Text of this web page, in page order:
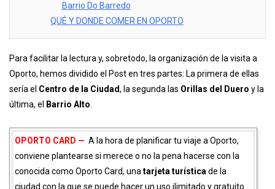
Barrio Do Barredo
QUÉ Y DONDE COMER EN OPORTO
Para facilitar la lectura y, sobretodo, la organización de la visita a
Oporto, hemos dividido el Post en tres partes: La primera de ellas
sería el Centro de la Ciudad, la segunda las Orillas del Duero y la
última, el
Barrio Alto.
OPORTO CARD — A la hora de planificar tu viaje a Oporto,
conviene plantearse si merece o no la pena hacerse con la
conocida como Oporto Card, unatarjeta turísticade la
ciudad con la que se puede hacer un uso ilimitado y gratuito